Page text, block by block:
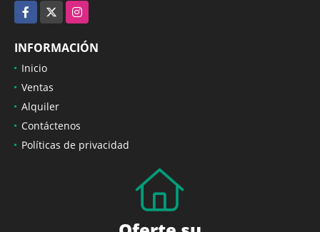
Facebook
Instagram
INFORMACIÓN
Inicio
Ventas
Alquiler
Contáctenos
Políticas de privacidad